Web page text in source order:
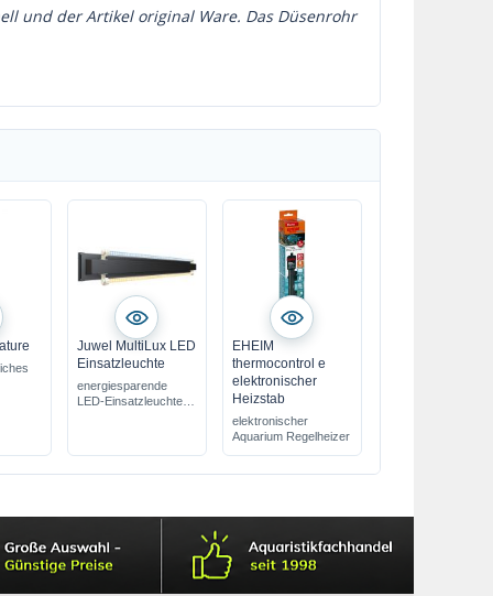
und der Artikel original Ware. Das Düsenrohr
Juwel MultiLux LED
Einsatzleuchte
energiesparende
LED-Einsatzleuchte
EHEIM
thermocontrol e
elektronischer
Heizstab
elektronischer
Aquarium Regelheizer